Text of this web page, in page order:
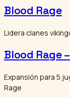
Blood Rage
Lidera clanes
Blood Rage
Expansión para 5
Rage